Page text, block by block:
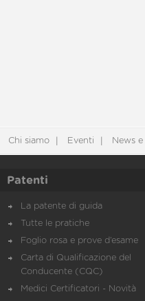
Chi siamo Eventi News
Patenti
La patente di guida
Tutte le pratiche
Foglio rosa e prove d’esame
Carta di Qualificazione del
Conducente (CQC)
Medici Certificatori - Novità